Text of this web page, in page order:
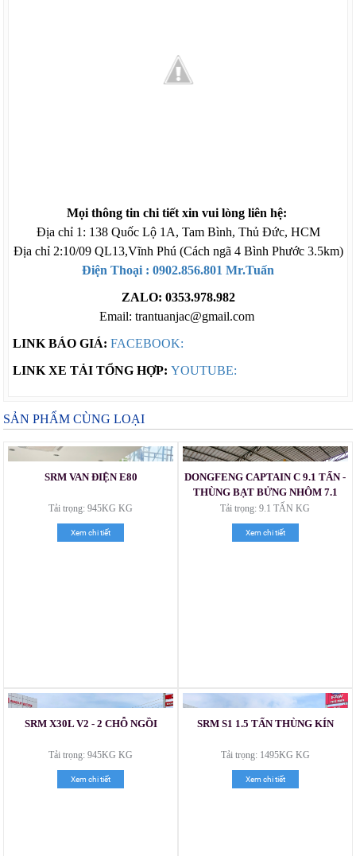
Mọi thông tin chi tiết xin vui lòng liên hệ:
Địa chỉ 1: 138 Quốc Lộ 1A, Tam Bình, Thủ Đức, HCM
Địa chỉ 2:10/09 QL13,Vĩnh Phú (Cách ngã 4 Bình Phước 3.5km)
Điện Thoại : 0902.856.801 Mr.Tuấn
ZALO: 0353.978.982
Email: trantuanjac@gmail.com
LINK BÁO GIÁ: FACEBOOK:
LINK XE TẢI TỔNG HỢP: YOUTUBE:
SẢN PHẨM CÙNG LOẠI
SRM VAN ĐIỆN E80
Tải trọng: 945KG KG
Xem chi tiết
DONGFENG CAPTAIN C 9.1 TẤN -
THÙNG BẠT BỬNG NHÔM 7.1
MÉT
Tải trọng: 9.1 TẤN KG
Xem chi tiết
SRM X30L V2 - 2 CHỖ NGỒI
Tải trọng: 945KG KG
Xem chi tiết
SRM S1 1.5 TẤN THÙNG KÍN
Tải trọng: 1495KG KG
Xem chi tiết
Xe tải Foton 990kg